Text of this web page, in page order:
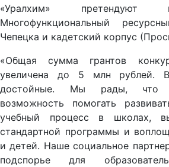
«Уралхим» претендуют
Многофункциональный
Чепецка и кадетский корпус
«Общая сумма грантов
увеличена до 5 млн рублей.
достойные. Мы рады, что
возможность помогать
учебный процесс в школах,
стандартной программы и
и детей. Наше социальное
подспорье для